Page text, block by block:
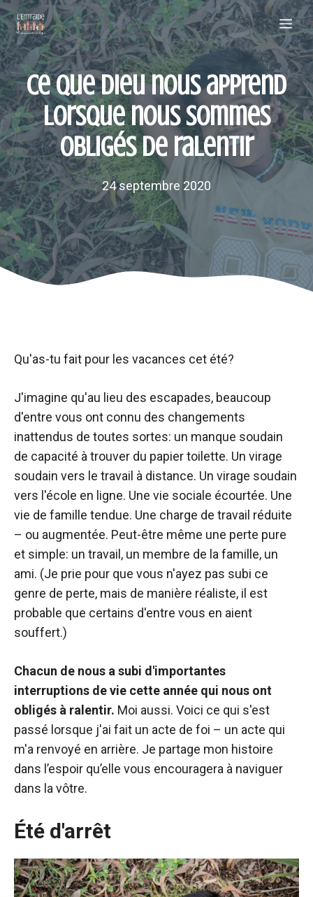
Aller
au
contenu
Ce que Dieu nous apprend
lorsque nous sommes
obligés de ralentir
24 septembre 2020
Qu'as-tu fait pour les vacances cet été?
J'imagine qu'au lieu des escapades, beaucoup
d'entre vous ont connu des changements
inattendus de toutes sortes: un manque soudain
de capacité à trouver du papier toilette. Un virage
soudain vers le travail à distance. Un virage soudain
vers l'école en ligne. Une vie sociale écourtée. Une
vie de famille tendue. Une charge de travail réduite
– ou augmentée. Peut-être même une perte pure
et simple: un travail, un membre de la famille, un
ami. (Je prie pour que vous n'ayez pas subi ce
genre de perte, mais de manière réaliste, il est
probable que certains d'entre vous en aient
souffert.)
Chacun de nous a subi d'importantes
interruptions de vie cette année qui nous ont
obligés à ralentir. Moi aussi. Voici ce qui s'est
passé lorsque j'ai fait un acte de foi – un acte qui
m'a renvoyé en arrière. Je partage mon histoire
dans l’espoir qu’elle vous encouragera à naviguer
dans la vôtre.
Été d'arrêt